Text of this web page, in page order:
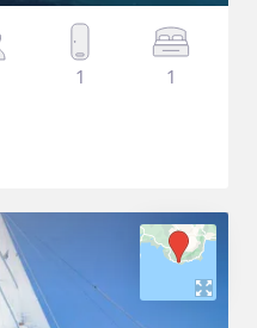
1 1